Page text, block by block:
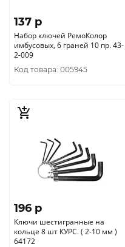
137 p
Набор ключей РемоКолор
имбусовых, 6 граней 10 пр. 43-
2-009
Код товара: 005945
196 p
Ключи шестигранные на
кольце 8 шт КУРС. ( 2-10 мм )
64172